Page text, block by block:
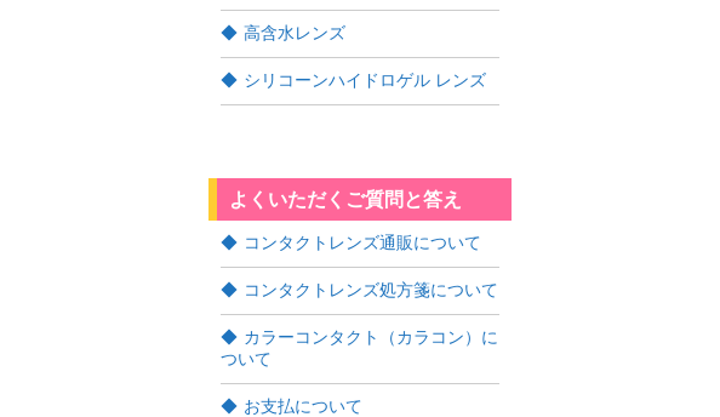
高含水レンズ
シリコーンハイドロゲル レンズ
よくいただくご質問と答え
コンタクトレンズ通販について
コンタクトレンズ処方箋について
カラーコンタクト（カラコン）に
ついて
お支払について